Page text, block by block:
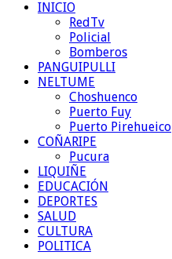
INICIO
RedTv
Policial
Bomberos
PANGUIPULLI
NELTUME
Choshuenco
Puerto Fuy
Puerto Pirehueico
COÑARIPE
Pucura
LIQUIÑE
EDUCACIÓN
DEPORTES
SALUD
CULTURA
POLITICA